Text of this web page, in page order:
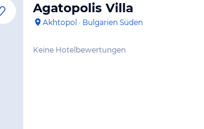
Agatopolis Villa
Akhtopol · Bulgarien Süden
Keine Hotelbewertungen